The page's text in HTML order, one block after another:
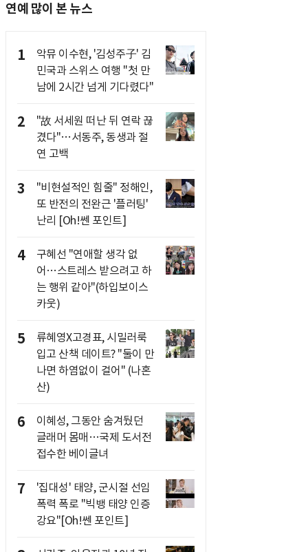
연예 많이 본 뉴스
1
악뮤 이수현, '김성주子' 김
민국과 스위스 여행 "첫 만
남에 2시간 넘게 기다렸다"
2
"故 서세원 떠난 뒤 연락 끊
겼다"…서동주, 동생과 절
연 고백
3
"비현설적인 힘줄" 정해인,
또 반전의 전완근 '플러팅'
난리 [Oh!쎈 포인트]
4
구혜선 "연애할 생각 없
어…스트레스 받으려고 하
는 행위 같아"(하입보이스
카웃)
5
류혜영X고경표, 시밀러룩
입고 산책 데이트? "둘이 만
나면 하염없이 걸어" (나혼
산)
6
이혜성, 그동안 숨겨뒀던
글래머 몸매…국제 도서전
접수한 베이글녀
7
'집대성' 태양, 군시절 선임
폭력 폭로 "빅뱅 태양 인증
강요"[Oh!쎈 포인트]